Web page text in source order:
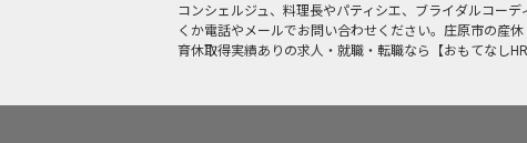
コンシェルジュ、料理長やパティシエ、ブライダルコー
くか電話やメールでお問い合わせください。庄原市の産
育休取得実績ありの求人・就職・転職なら【おもてなしHR